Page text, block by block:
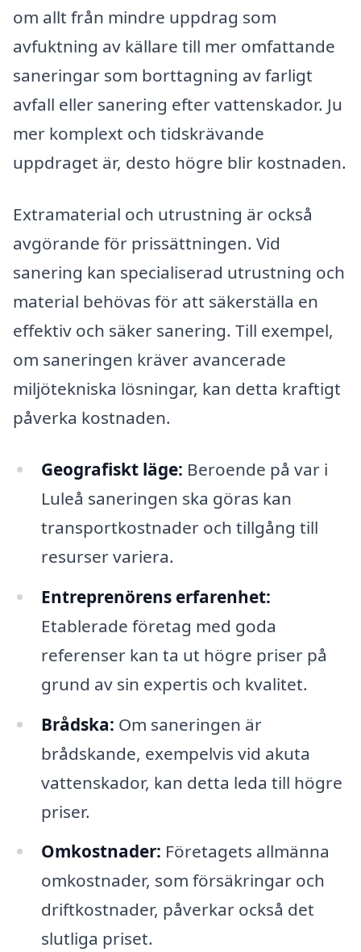
om allt från mindre uppdrag som
avfuktning av källare till mer omfattande
saneringar som borttagning av farligt
avfall eller sanering efter vattenskador. Ju
mer komplext och tidskrävande
uppdraget är, desto högre blir kostnaden.
Extramaterial och utrustning är också
avgörande för prissättningen. Vid
sanering kan specialiserad utrustning och
material behövas för att säkerställa en
effektiv och säker sanering. Till exempel,
om saneringen kräver avancerade
miljötekniska lösningar, kan detta kraftigt
påverka kostnaden.
Geografiskt läge: Beroende på var i
Luleå saneringen ska göras kan
transportkostnader och tillgång till
resurser variera.
Entreprenörens erfarenhet:
Etablerade företag med goda
referenser kan ta ut högre priser på
grund av sin expertis och kvalitet.
Brådska: Om saneringen är
brådskande, exempelvis vid akuta
vattenskador, kan detta leda till högre
priser.
Omkostnader: Företagets allmänna
omkostnader, som försäkringar och
driftkostnader, påverkar också det
slutliga priset.